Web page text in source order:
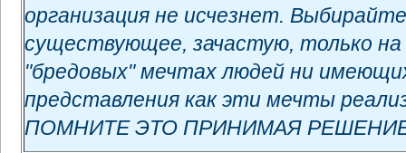
организация не исчезнет.
существующее, зачастую, только на
"бредовых" мечтах людей ни
представления как эти мечты
ПОМНИТЕ ЭТО ПРИНИМАЯ